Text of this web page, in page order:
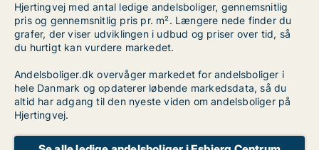
Hjertingvej med antal ledige andelsboliger, gennemsnitlig
pris og gennemsnitlig pris pr. m². Længere nede finder du
grafer, der viser udviklingen i udbud og priser over tid, så
du hurtigt kan vurdere markedet.
Andelsboliger.dk overvåger markedet for andelsboliger i
hele Danmark og opdaterer løbende markedsdata, så du
altid har adgang til den nyeste viden om andelsboliger på
Hjertingvej.